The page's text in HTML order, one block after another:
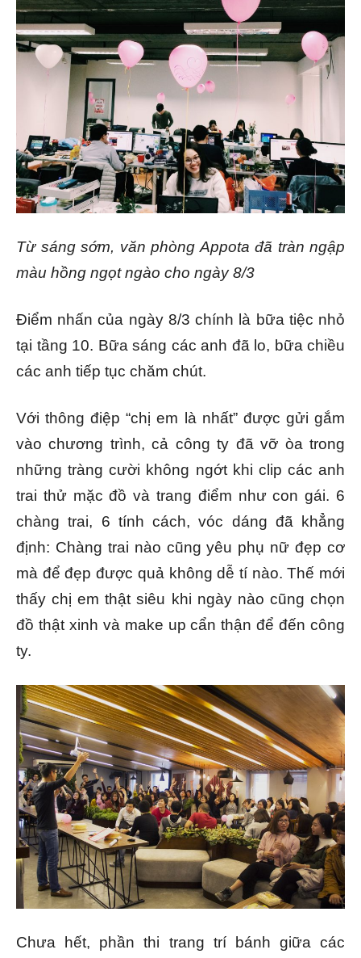
Từ sáng sớm, văn phòng Appota đã tràn ngập
màu hồng ngọt ngào cho ngày 8/3
Điểm nhấn của ngày 8/3 chính là bữa tiệc nhỏ
tại tầng 10. Bữa sáng các anh đã lo, bữa chiều
các anh tiếp tục chăm chút.
Với thông điệp “chị em là nhất” được gửi gắm
vào chương trình, cả công ty đã vỡ òa trong
những tràng cười không ngớt khi clip các anh
trai thử mặc đồ và trang điểm như con gái. 6
chàng trai, 6 tính cách, vóc dáng đã khẳng
định: Chàng trai nào cũng yêu phụ nữ đẹp cơ
mà để đẹp được quả không dễ tí nào. Thế mới
thấy chị em thật siêu khi ngày nào cũng chọn
đồ thật xinh và make up cẩn thận để đến công
ty.
Chưa hết, phần thi trang trí bánh giữa các